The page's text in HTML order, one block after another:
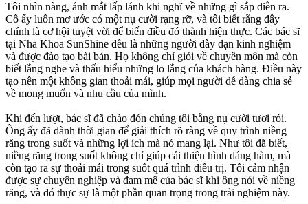
Tôi nhìn nàng, ánh mắt lấp lánh khi nghĩ về những gì sắp diễn ra.
Cô ấy luôn mơ ước có một nụ cười rạng rỡ, và tôi biết rằng đây
chính là cơ hội tuyệt vời để biến điều đó thành hiện thực. Các bác sĩ
tại Nha Khoa SunShine đều là những người dày dạn kinh nghiệm
và được đào tạo bài bản. Họ không chỉ giỏi về chuyên môn mà còn
biết lắng nghe và thấu hiểu những lo lắng của khách hàng. Điều này
tạo nên một không gian thoải mái, giúp mọi người dễ dàng chia sẻ
về mong muốn và nhu cầu của mình.
Khi đến lượt, bác sĩ đã chào đón chúng tôi bằng nụ cười tươi rói.
Ông ấy đã dành thời gian để giải thích rõ ràng về quy trình niềng
răng trong suốt và những lợi ích mà nó mang lại. Như tôi đã biết,
niềng răng trong suốt không chỉ giúp cải thiện hình dáng hàm, mà
còn tạo ra sự thoải mái trong suốt quá trình điều trị. Tôi cảm nhận
được sự chuyên nghiệp và đam mê của bác sĩ khi ông nói về niềng
răng, và đó thực sự là một phần quan trọng trong trải nghiệm này.